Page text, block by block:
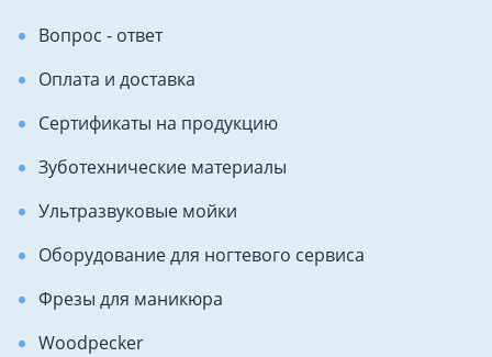
Вопрос - ответ
Оплата и доставка
Сертификаты на продукцию
Зуботехнические материалы
Ультразвуковые мойки
Оборудование для ногтевого сервиса
Фрезы для маникюра
Woodpecker